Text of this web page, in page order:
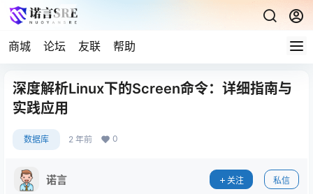
商城 论坛 友联 帮助
深度解析Linux下的Screen命令：详细指南与
实践应用
数据库 2 年前 0
诺言 关注 私信